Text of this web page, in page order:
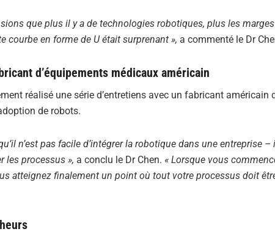
que plus il y a de technologies robotiques, plus les
courbe en forme de U était surprenant », a commenté le Dr
d’équipements médicaux américain
réalisé une série d’entretiens avec un fabricant américain
de robots.
n’est pas facile d’intégrer la robotique dans une entreprise
les processus », a conclu le Dr Chen. « Lorsque vous
atteignez finalement un point où tout votre processus doit